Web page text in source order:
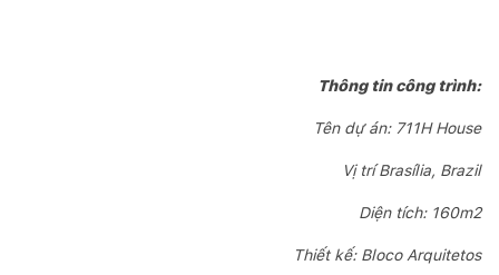
Thông tin công trình:
Tên dự án: 711H House
Vị trí Brasília, Brazil
Diện tích: 160m2
Thiết kế: Bloco Arquitetos